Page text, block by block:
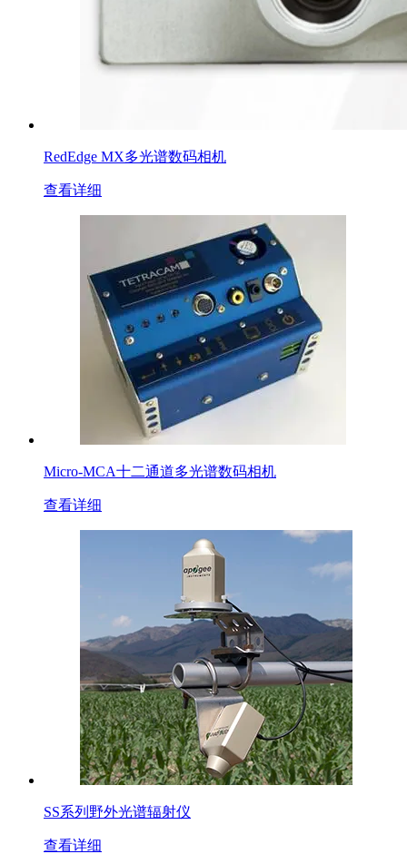
RedEdge MX多光谱数码相机
查看详细
Micro-MCA十二通道多光谱数码相机
查看详细
SS系列野外光谱辐射仪
查看详细